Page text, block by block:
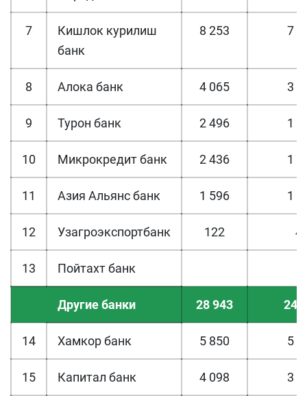
7
Кишлок курилиш
банк
8 253 7
8 Алока банк 4 065 3
9 Турон банк 2 496 1
10 Микрокредит банк 2 436 1
11 Азия Альянс банк 1 596 1
12 Узагроэкспортбанк 122
13 Пойтахт банк
Другие банки 28 943 24
14 Хамкор банк 5 850 5
15 Капитал банк 4 098 3